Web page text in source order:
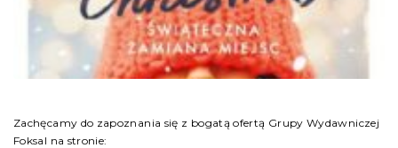
Zachęcamy do zapoznania się z bogatą ofertą Grupy Wydawniczej
Foksal na stronie: